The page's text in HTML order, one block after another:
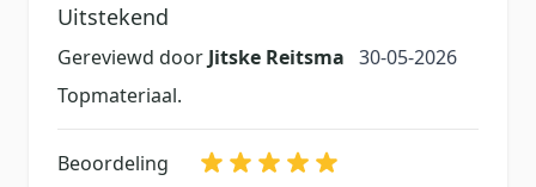
Uitstekend
Gereviewd door Jitske Reitsma 30 mei 2026
30-05-2026
Topmateriaal.
Beoordeling